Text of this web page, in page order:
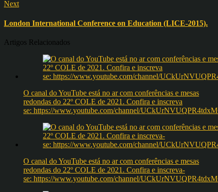
Next
London International Conference on Education (LICE-2015).
Artigos Relacionados
O canal do YouTube está no ar com conferências e mesas
redondas do 22º COLE de 2021. Confira e inscreva
se: https://www.youtube.com/channel/
O canal do YouTube está no ar com conferências e mesas
redondas do 22º COLE de 2021. Confira e inscreva-
se: https://www.youtube.com/channel/